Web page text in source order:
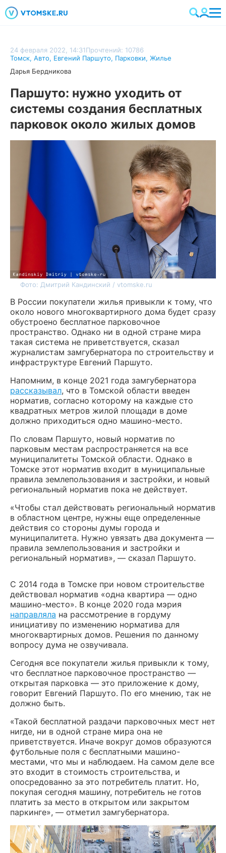
24 февраля 2022, 14:31Прочтений: 10786
Томск, Авто, Евгений Паршуто, Парковки, Жилье
Дарья Бердникова
Паршуто: нужно уходить от
системы создания бесплатных
парковок около жилых домов
Фото: Дмитрий Кандинский / vtomske.ru
В России покупатели жилья привыкли к тому, что
около нового многоквартирного дома будет сразу
обустроено бесплатное парковочное
пространство. Однако ни в одной стране мира
такая система не приветствуется, сказал
журналистам замгубернатора по строительству и
инфраструктуре Евгений Паршуто.
Напомним, в конце 2021 года замгубернатора
рассказывал, что в Томской области введен
норматив, согласно которому на каждые сто
квадратных метров жилой площади в доме
должно приходиться одно машино-место.
По словам Паршуто, новый норматив по
парковым местам распространяется на все
муниципалитеты Томской области. Однако в
Томске этот норматив входит в муниципальные
правила землепользования и застройки, и новый
региональный норматив пока не действует.
«Чтобы стал действовать региональный норматив
в областном центре, нужны еще определенные
действия со стороны думы города и
муниципалитета. Нужно увязать два документа —
правила землепользования и застройки и
региональный норматив», — сказал Паршуто.
С 2014 года в Томске при новом строительстве
действовал норматив «одна квартира — одно
машино-место». В конце 2020 года мэрия
направляла на рассмотрение в гордуму
инициативу по изменению норматива для
многоквартирных домов. Решения по данному
вопросу дума не озвучивала.
Сегодня все покупатели жилья привыкли к тому,
что бесплатное парковочное пространство —
открытая парковка — это приложение к дому,
говорит Евгений Паршуто. По его мнению, так не
должно быть.
«Такой бесплатной раздачи парковочных мест нет
нигде, ни в одной стране мира она не
приветствуется. Иначе вокруг домов образуются
футбольные поля с бесплатными машино-
местами, что мы и наблюдаем. На самом деле все
это входит в стоимость строительства, и
опосредованно за это потребитель платит. Но,
покупая сегодня машину, потребитель не готов
платить за место в открытом или закрытом
паркинге», — отметил замгубернатора.